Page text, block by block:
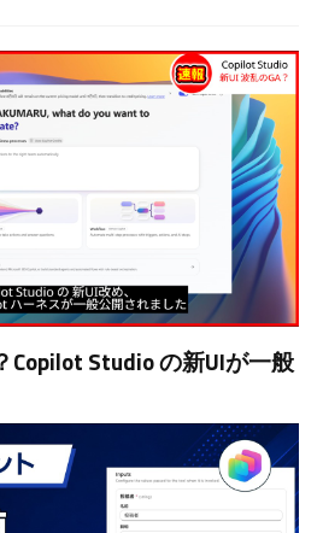
Copilot Studio の新UIが一般